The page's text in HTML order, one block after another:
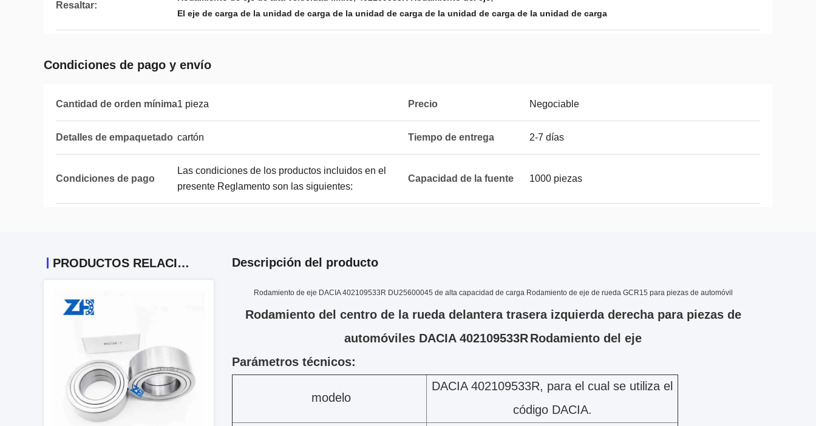
Resaltar:
El eje de carga de la unidad de carga de la unidad de carga de la unidad de carga de la unidad de carga
Condiciones de pago y envío
Cantidad de orden mínima1 pieza Precio Negociable
Detalles de empaquetado cartón Tiempo de entrega 2-7 días
Condiciones de pago
Las condiciones de los productos incluidos en el
presente Reglamento son las siguientes:
Capacidad de la fuente 1000 piezas
PRODUCTOS RELACIONADOS Descripción del producto
Rodamiento de eje DACIA 402109533R DU25600045 de alta capacidad de carga Rodamiento de eje de rueda GCR15 para piezas de automóvil
Rodamiento del centro de la rueda delantera trasera izquierda derecha para piezas de
automóviles DACIA 402109533RRodamiento del eje
Parámetros técnicos:
modelo
DACIA 402109533R, para el cual se utiliza el
código DACIA.